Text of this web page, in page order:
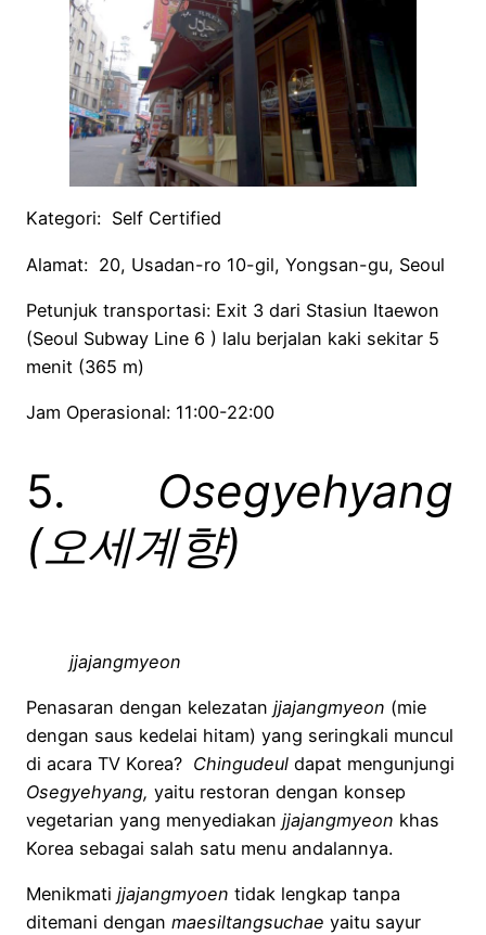
Kategori: Self Certified
Alamat: 20, Usadan-ro 10-gil, Yongsan-gu, Seoul
Petunjuk transportasi: Exit 3 dari Stasiun Itaewon
(Seoul Subway Line 6 ) lalu berjalan kaki sekitar 5
menit (365 m)
Jam Operasional: 11:00-22:00
5. Osegyehyang
(오세계향)
jjajangmyeon
Penasaran dengan kelezatan jjajangmyeon (mie
dengan saus kedelai hitam) yang seringkali muncul
di acara TV Korea? Chingudeul dapat mengunjungi
Osegyehyang, yaitu restoran dengan konsep
vegetarian yang menyediakan jjajangmyeon khas
Korea sebagai salah satu menu andalannya.
Menikmati jjajangmyoen tidak lengkap tanpa
ditemani dengan maesiltangsuchae yaitu sayur